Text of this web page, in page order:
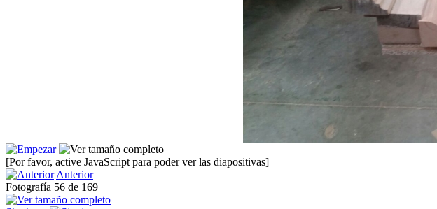
[Por favor, active JavaScript para poder ver las diapositivas]
Anterior
Fotografía 56 de 169